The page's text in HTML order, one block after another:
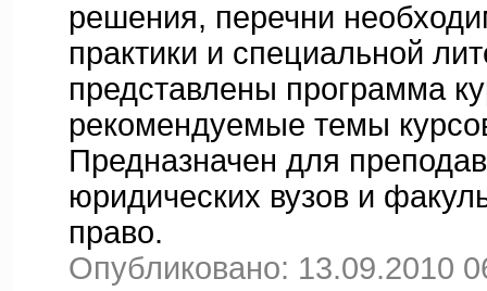
решения, перечни
практики и специальной
представлены программа
рекомендуемые темы
Предназначен для
юридических вузов и
право.
Опубликовано: 13.09.2010